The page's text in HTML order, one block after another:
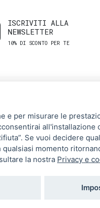
ISCRIVITI ALLA
NEWSLETTER
10% DI SCONTO PER TE
e Condizioni
e resi
Policy
e per misurare le
Se vuoi decidere
momento
la nostra Privacy e